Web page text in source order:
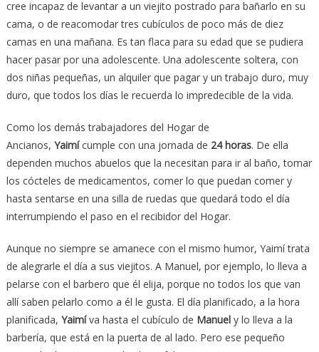
cree incapaz de levantar a un viejito postrado para bañarlo en su
cama, o de reacomodar tres cubículos de poco más de diez
camas en una mañana. Es tan flaca para su edad que se pudiera
hacer pasar por una adolescente. Una adolescente soltera, con
dos niñas pequeñas, un alquiler que pagar y un trabajo duro, muy
duro, que todos los días le recuerda lo impredecible de la vida.
Como los demás trabajadores del Hogar de
Ancianos, Yaimícumple con una jornada de 24 horas. De ella
dependen muchos abuelos que la necesitan para ir al baño, tomar
los cócteles de medicamentos, comer lo que puedan comer y
hasta sentarse en una silla de ruedas que quedará todo el día
interrumpiendo el paso en el recibidor del Hogar.
Aunque no siempre se amanece con el mismo humor, Yaimí trata
de alegrarle el día a sus viejitos. A Manuel, por ejemplo, lo lleva a
pelarse con el barbero que él elija, porque no todos los que van
allí saben pelarlo como a él le gusta. El día planificado, a la hora
planificada, Yaimíva hasta el cubículo de Manuely lo lleva a la
barbería, que está en la puerta de al lado. Pero ese pequeño